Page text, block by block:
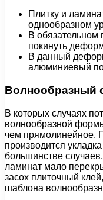
Плитку и
однообразном
В
покинуть
В данный
алюминиевый
Волнообразный
В которых случаях
волнообразной
чем прямолинейное.
производится
большинстве
ламинат мало
засох плиточный
шаблона